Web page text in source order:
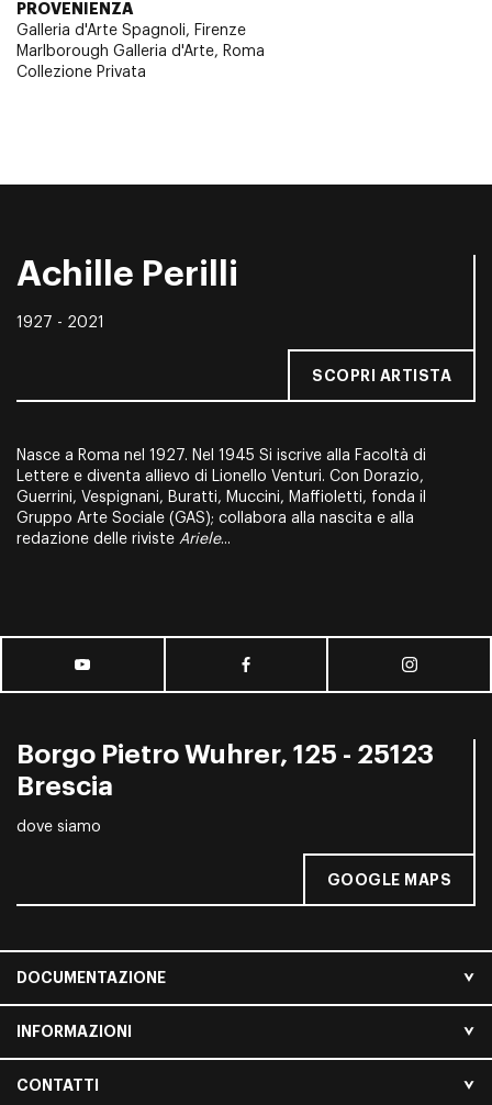
PROVENIENZA
Galleria d'Arte Spagnoli, Firenze
Marlborough Galleria d'Arte, Roma
Collezione Privata
Achille Perilli
1927 - 2021
SCOPRI ARTISTA
Nasce a Roma nel 1927. Nel 1945 Si iscrive alla Facoltà di
Lettere e diventa allievo di Lionello Venturi. Con Dorazio,
Guerrini, Vespignani, Buratti, Muccini, Maffioletti, fonda il
Gruppo Arte Socia­le (GAS); collabora alla nascita e alla
redazione delle riviste Ariele...
Borgo Pietro Wuhrer, 125 - 25123
Brescia
dove siamo
GOOGLE MAPS
DOCUMENTAZIONE
INFORMAZIONI
CONTATTI